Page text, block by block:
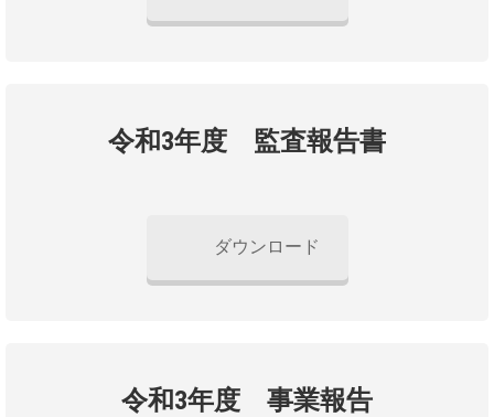
令和3年度 監査報告書
ダウンロード
令和3年度 事業報告